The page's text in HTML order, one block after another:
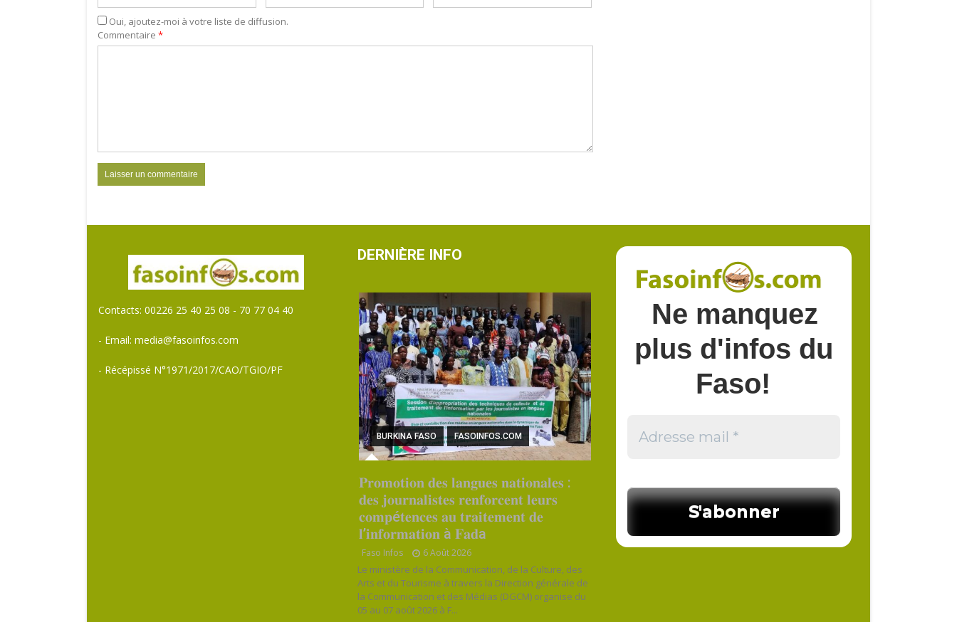
Oui, ajoutez-moi à votre liste de diffusion.
Commentaire *
Contacts: 00226 25 40 25 08 - 70 77 04 40
- Email: media@fasoinfos.com
- Récépissé N°1971/2017/CAO/TGIO/PF
DERNIÈRE INFO
BURKINA FASO FASOINFOS.COM
𝐏𝐫𝐨𝐦𝐨𝐭𝐢𝐨𝐧 𝐝𝐞𝐬 𝐥𝐚𝐧𝐠𝐮𝐞𝐬 𝐧𝐚𝐭𝐢𝐨𝐧𝐚𝐥𝐞𝐬 :
𝐝𝐞𝐬 𝐣𝐨𝐮𝐫𝐧𝐚𝐥𝐢𝐬𝐭𝐞𝐬 𝐫𝐞𝐧𝐟𝐨𝐫𝐜𝐞𝐧𝐭 𝐥𝐞𝐮𝐫𝐬
𝐜𝐨𝐦𝐩é𝐭𝐞𝐧𝐜𝐞𝐬 𝐚𝐮 𝐭𝐫𝐚𝐢𝐭𝐞𝐦𝐞𝐧𝐭 𝐝𝐞
𝐥’𝐢𝐧𝐟𝐨𝐫𝐦𝐚𝐭𝐢𝐨𝐧 à 𝐅𝐚𝐝a
Faso Infos 6 Août 2026
Le ministère de la Communication, de la Culture, des
Arts et du Tourisme à travers la Direction générale de
la Communication et des Médias (DGCM) organise du
05 au 07 août 2026 à F...
Ne manquez
plus d'infos du
Faso!